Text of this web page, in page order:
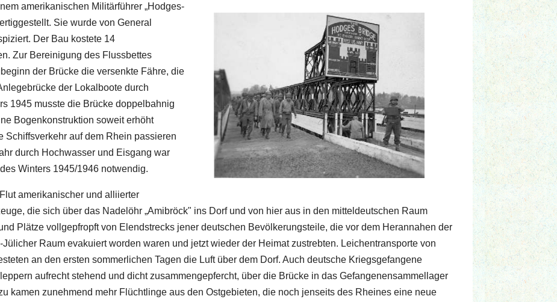
amerikanischen Militärführer „Hodges-
Sie wurde von General
Der Bau kostete 14
Zur Bereinigung des Flussbettes
der Brücke die versenkte Fähre, die
der Lokalboote durch
1945 musste die Brücke doppelbahnig
Bogenkonstruktion soweit erhöht
auf dem Rhein passieren
durch Hochwasser und Eisgang war
Winters 1945/1946 notwendig.
amerikanischer und alliierter
die sich über das Nadelöhr „Amibröck" ins Dorf und von hier aus in den mitteldeutschen Raum
Plätze vollgepfropft von Elendstrecks jener deutschen Bevölkerungsteile, die vor dem Herannahen der
Raum evakuiert worden waren und jetzt wieder der Heimat zustrebten. Leichentransporte von
an den ersten sommerlichen Tagen die Luft über dem Dorf. Auch deutsche Kriegsgefangene
aufrecht stehend und dicht zusammengepfercht, über die Brücke in das Gefangenensammellager
kamen zunehmend mehr Flüchtlinge aus den Ostgebieten, die noch jenseits des Rheines eine neue